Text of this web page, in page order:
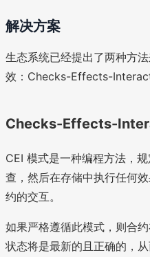
解决方案
生态系统已经提出了两种方
效：Checks-Effects-
Checks-Effects-
CEI 模式是一种编程方法，
查，然后在存储中执行任何
约的交互。
如果严格遵循此模式，则合
状态将是最新的且正确的，